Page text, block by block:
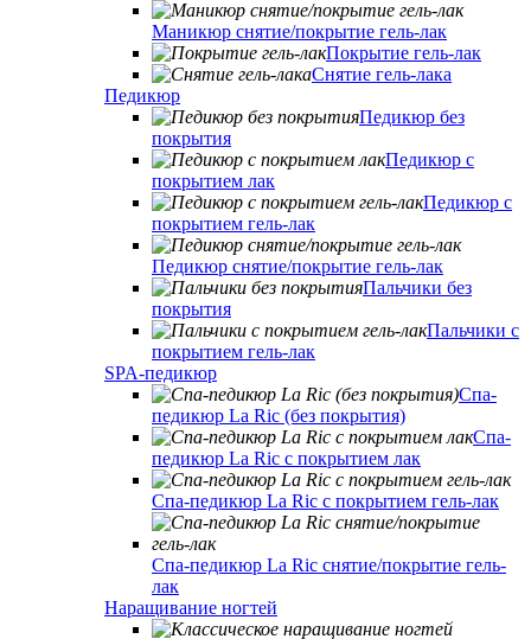
Маникюр снятие/покрытие гель-лак
Покрытие гель-лак
Снятие гель-лака
Педикюр
Педикюр без
покрытия
Педикюр с
покрытием лак
Педикюр с
покрытием гель-лак
Педикюр снятие/покрытие гель-лак
Пальчики без
покрытия
Пальчики с
покрытием гель-лак
SPA-педикюр
Спа-
педикюр La Ric (без покрытия)
Спа-
педикюр La Ric с покрытием лак
Спа-педикюр La Ric с покрытием гель-лак
Спа-педикюр La Ric снятие/покрытие гель-
лак
Наращивание ногтей